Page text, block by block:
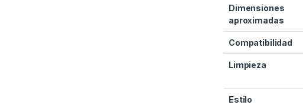
Dimensiones
aproximadas
Compatibilidad
Limpieza
Estilo